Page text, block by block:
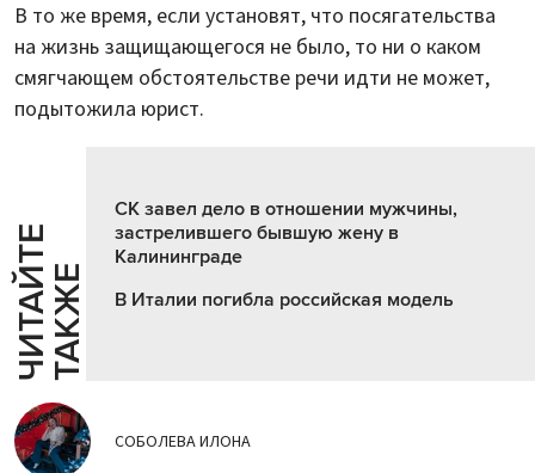
В то же время, если установят, что посягательства
на жизнь защищающегося не было, то ни о каком
смягчающем обстоятельстве речи идти не может,
подытожила юрист.
Ч
И
Т
АЙ
Т
Е
Т
А
К
ЖЕ
СК завел дело в отношении мужчины,
застрелившего бывшую жену в
Калининграде
В Италии погибла российская модель
СОБОЛЕВА ИЛОНА